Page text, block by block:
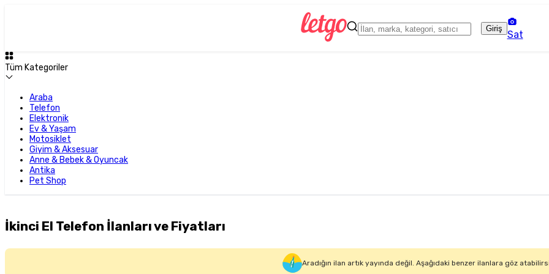
Giriş
Sat
Tüm Kategoriler
Araba
Telefon
Elektronik
Ev & Yaşam
Motosiklet
Giyim & Aksesuar
Anne & Bebek & Oyuncak
Antika
Pet Shop
İkinci El Telefon İlanları ve Fiyatları
Aradığın ilan artık yayında değil. Aşağıdaki benzer ilanlara göz